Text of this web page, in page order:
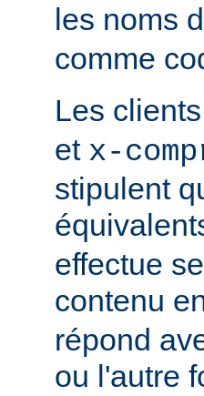
les noms
comme
Les
et x-
stipulent
effectue
contenu
répond
ou l'autre